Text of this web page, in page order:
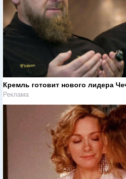
Кремль готовит нового лидера
Реклама